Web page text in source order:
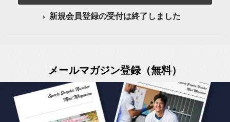
新規会員登録の受付は終了しました
メールマガジン登録（無料）